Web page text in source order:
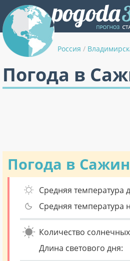
Россия /
Погода в
Погода в
Средняя температура
Средняя температура
Количество
Длина светового дня: